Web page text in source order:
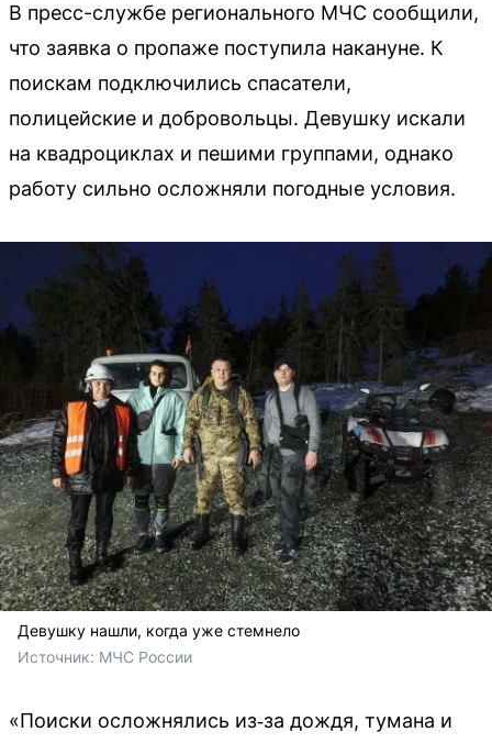
В пресс-службе регионального МЧС сообщили,
что заявка о пропаже поступила накануне. К
поискам подключились спасатели,
полицейские и добровольцы. Девушку искали
на квадроциклах и пешими группами, однако
работу сильно осложняли погодные условия.
Девушку нашли, когда уже стемнело
Источник: МЧС России
«Поиски осложнялись из‑за дождя, тумана и